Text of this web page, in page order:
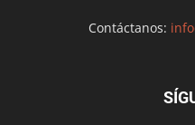
Contáctanos: